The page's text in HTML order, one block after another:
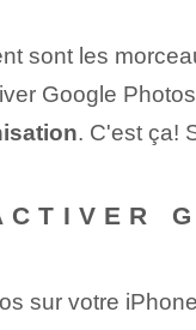
sont les
Google
. C'est ça!
sur votre